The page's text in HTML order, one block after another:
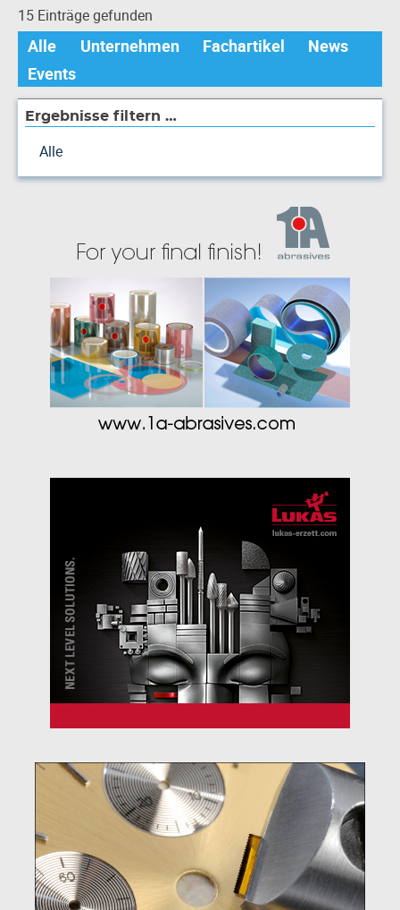
15 Einträge gefunden
Alle Unternehmen Fachartikel
News
Events
Ergebnisse filtern …
Alle